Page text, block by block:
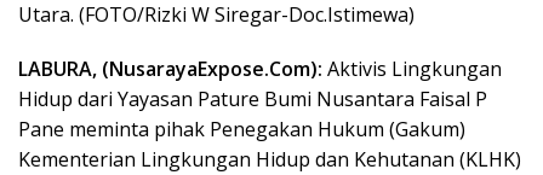
Utara. (FOTO/Rizki W Siregar-Doc.Istimewa)
LABURA, (NusarayaExpose.Com): Aktivis Lingkungan
Hidup dari Yayasan Pature Bumi Nusantara Faisal P
Pane meminta pihak Penegakan Hukum (Gakum)
Kementerian Lingkungan Hidup dan Kehutanan (KLHK)